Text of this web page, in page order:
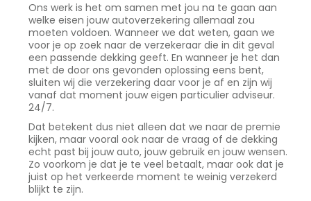
Ons werk is het om samen met jou na te gaan aan
welke eisen jouw autoverzekering allemaal zou
moeten voldoen. Wanneer we dat weten, gaan we
voor je op zoek naar de verzekeraar die in dit geval
een passende dekking geeft. En wanneer je het dan
met de door ons gevonden oplossing eens bent,
sluiten wij die verzekering daar voor je af en zijn wij
vanaf dat moment jouw eigen particulier adviseur.
24/7.
Dat betekent dus niet alleen dat we naar de premie
kijken, maar vooral ook naar de vraag of de dekking
echt past bij jouw auto, jouw gebruik en jouw wensen.
Zo voorkom je dat je te veel betaalt, maar ook dat je
juist op het verkeerde moment te weinig verzekerd
blijkt te zijn.